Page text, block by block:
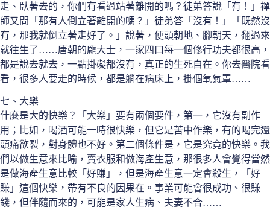
走、臥著去的，你們有看過站著離開的嗎？徒弟答說「有！」禪
師又問「那有人倒立著離開的嗎？」徒弟答「沒有！」「既然沒
有，那我就倒立著走好了。」說著，便頭朝地、腳朝天，翻過來
就往生了……唐朝的龐大士，一家四口每一個修行功夫都很高，
都是說去就去，一點掛礙都沒有，真正的生死自在。你去醫院看
看，很多人要走的時候，都是躺在病床上，掛個氧氣罩……
七、大樂
什麼是大的快樂？「大樂」要有兩個要件，第一，它沒有副作
用；比如，喝酒可能一時很快樂，但它是苦中作樂，有的喝完還
頭痛欲裂，對身體也不好。第二個條件是，它是究竟的快樂。我
們以做生意來比喻，賣衣服和做海產生意，那很多人會覺得當然
是做海產生意比較「好賺」，但是海產生意一定會殺生，「好
賺」這個快樂，帶有不良的因果在。事業可能會很成功、很賺
錢，但伴隨而來的，可能是家人生病、夫妻不合……